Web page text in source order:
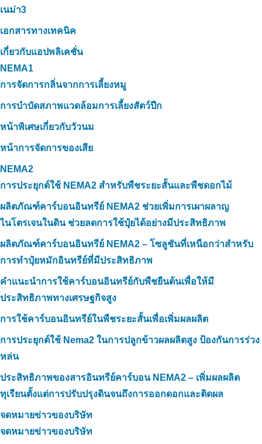
เนม่า3
เอกสารทางเทคนิค
เกี่ยวกับแอปพลิเคชั่น
NEMA1
การจัดการกลิ่นจากการเลี้ยงหมู
การบำบัดสภาพแวดล้อมการเลี้ยงสัตว์ปีก
หน้าพิเศษเกี่ยวกับวัวนม
หน้าการจัดการของเสีย
NEMA2
การประยุกต์ใช้ NEMA2 สำหรับพืชระยะสั้นและพืชดอกไม้
ผลิตภัณฑ์คาร์บอนอินทรีย์ NEMA2 ช่วยเพิ่มการเผาผลาญ
ไนโตรเจนในดิน ช่วยลดการใช้ปุ๋ยได้อย่างมีประสิทธิภาพ
ผลิตภัณฑ์คาร์บอนอินทรีย์ NEMA2 – โซลูชันที่เหนือกว่าสำหรับ
การทำปุ๋ยหมักอินทรีย์ที่มีประสิทธิภาพ
คำแนะนำการใช้คาร์บอนอินทรีย์กับพืชยืนต้นเพื่อให้มี
ประสิทธิภาพทางเศรษฐกิจสูง
การใช้คาร์บอนอินทรีย์ในพืชระยะสั้นเพื่อเพิ่มผลผลิต
การประยุกต์ใช้ Nema2 ในการปลูกข้าวผลผลิตสูง ป้องกันการร่วง
หล่น
ประสิทธิภาพของสารอินทรีย์คาร์บอน NEMA2 – เพิ่มผลผลิต
ทุเรียนตั้งแต่การปรับปรุงดินจนถึงการออกดอกและติดผล
จดหมายข่าวของบริษัท
จดหมายข่าวของบริษัท